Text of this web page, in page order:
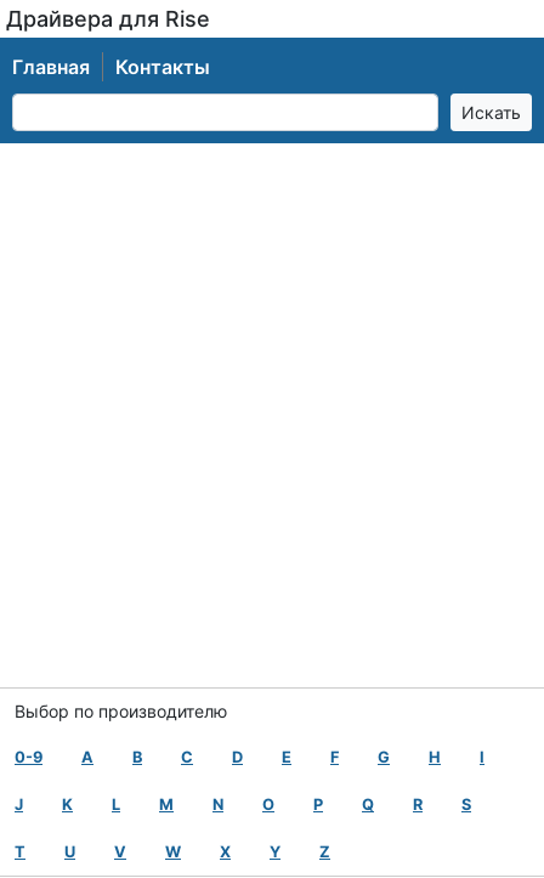
Драйвера для Rise
Главная Контакты
Выбор по производителю
0-9 A B C D E F G H I
J K L M N O P Q R S
T U V W X Y Z